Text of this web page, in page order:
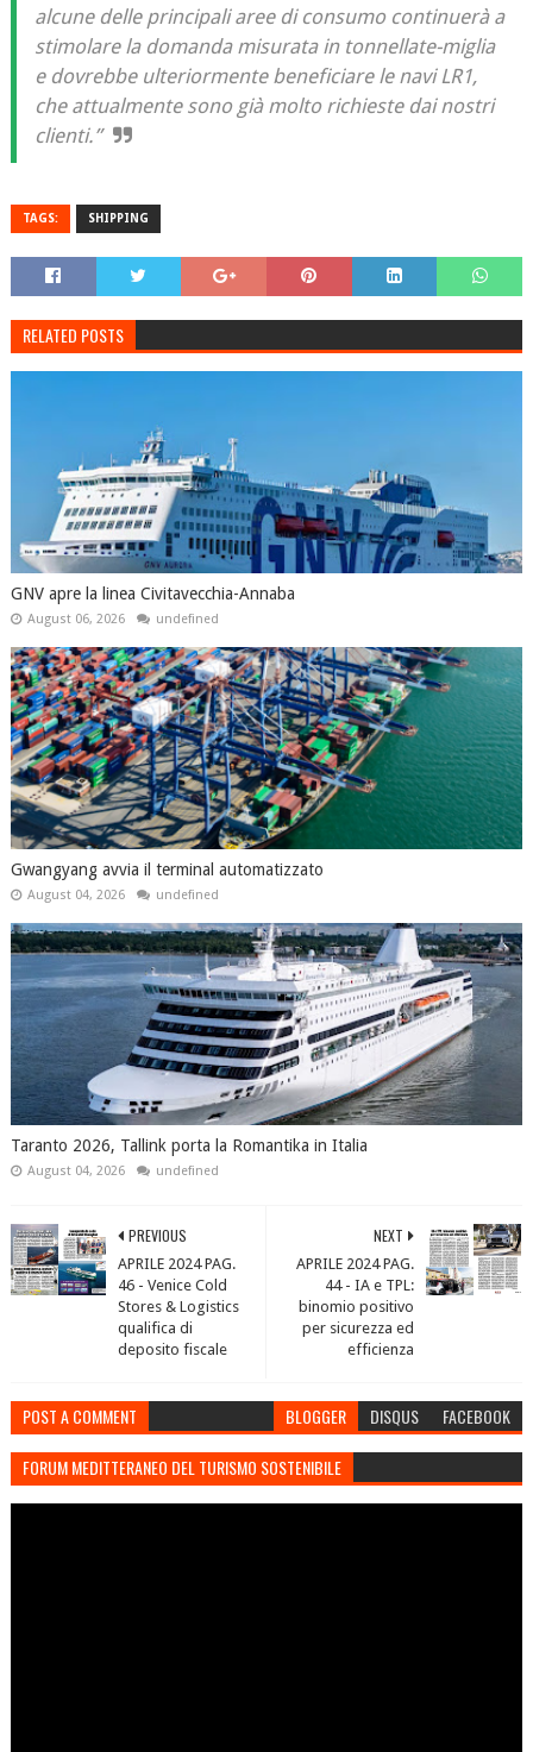
alcune delle principali aree di consumo continuerà a
stimolare la domanda misurata in tonnellate-miglia
e dovrebbe ulteriormente beneficiare le navi LR1,
che attualmente sono già molto richieste dai nostri
clienti.”
TAGS: SHIPPING
RELATED POSTS
GNV apre la linea Civitavecchia-Annaba
August 06, 2026 undefined
Gwangyang avvia il terminal automatizzato
August 04, 2026 undefined
Taranto 2026, Tallink porta la Romantika in Italia
August 04, 2026 undefined
NEXT
APRILE 2024 PAG.
44 - IA e TPL:
binomio positivo
per sicurezza ed
efficienza
PREVIOUS
APRILE 2024 PAG.
46 - Venice Cold
Stores & Logistics
qualifica di
deposito fiscale
POST A COMMENT BLOGGER DISQUS FACEBOOK
FORUM MEDITTERANEO DEL TURISMO SOSTENIBILE